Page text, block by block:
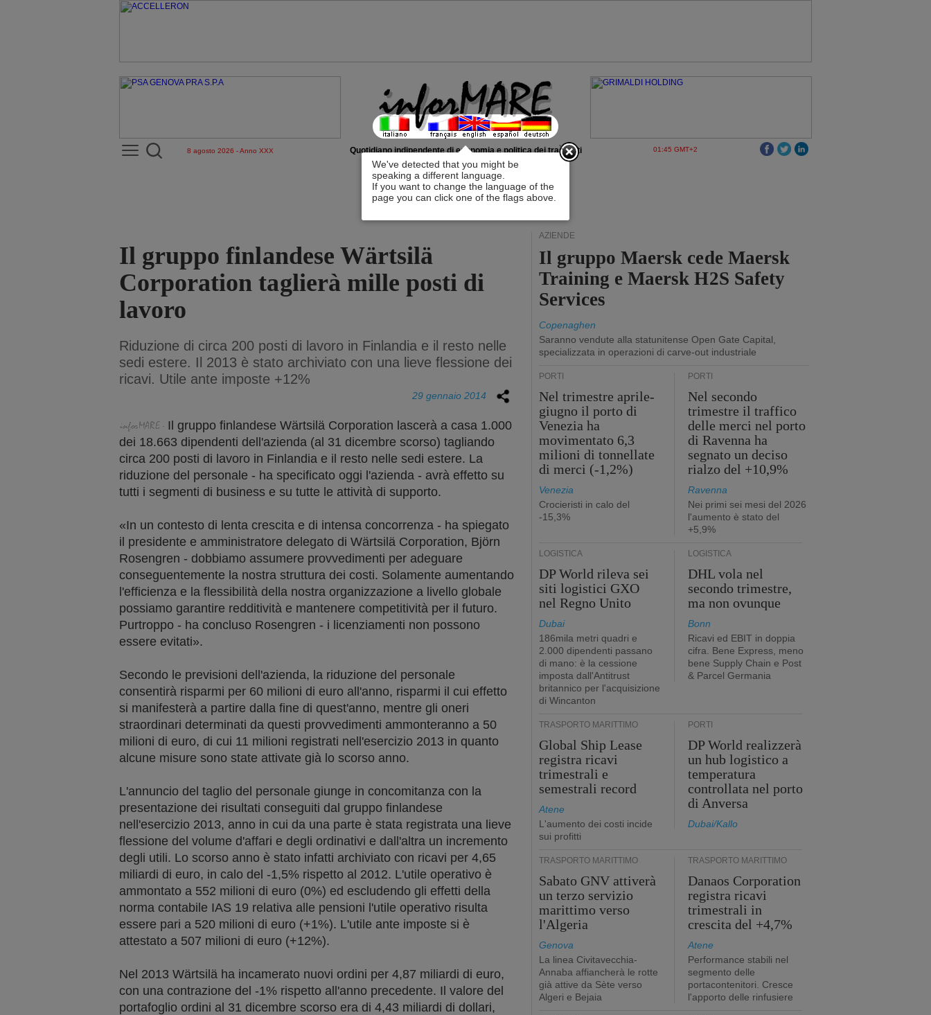
We've detected that you might be
speaking a different language.
If you want to change the language of the
page you can click one of the flags above.
x
8 agosto 2026 - Anno XXX Quotidiano indipendente di economia e politica dei trasporti 01:45 GMT+2
Il gruppo finlandese Wärtsilä
Corporation taglierà mille posti di
lavoro
Riduzione di circa 200 posti di lavoro in Finlandia e il resto nelle
sedi estere. Il 2013 è stato archiviato con una lieve flessione dei
ricavi. Utile ante imposte +12%
29 gennaio 2014
Il gruppo finlandese Wärtsilä Corporation lascerà a casa 1.000
dei 18.663 dipendenti dell'azienda (al 31 dicembre scorso) tagliando
circa 200 posti di lavoro in Finlandia e il resto nelle sedi estere. La
riduzione del personale - ha specificato oggi l'azienda - avrà effetto su
tutti i segmenti di business e su tutte le attività di supporto.
«In un contesto di lenta crescita e di intensa concorrenza - ha spiegato
il presidente e amministratore delegato di Wärtsilä Corporation, Björn
Rosengren - dobbiamo assumere provvedimenti per adeguare
conseguentemente la nostra struttura dei costi. Solamente aumentando
l'efficienza e la flessibilità della nostra organizzazione a livello globale
possiamo garantire redditività e mantenere competitività per il futuro.
Purtroppo - ha concluso Rosengren - i licenziamenti non possono
essere evitati».
Secondo le previsioni dell'azienda, la riduzione del personale
consentirà risparmi per 60 milioni di euro all'anno, risparmi il cui effetto
si manifesterà a partire dalla fine di quest'anno, mentre gli oneri
straordinari determinati da questi provvedimenti ammonteranno a 50
milioni di euro, di cui 11 milioni registrati nell'esercizio 2013 in quanto
alcune misure sono state attivate già lo scorso anno.
L'annuncio del taglio del personale giunge in concomitanza con la
presentazione dei risultati conseguiti dal gruppo finlandese
nell'esercizio 2013, anno in cui da una parte è stata registrata una lieve
flessione del volume d'affari e degli ordinativi e dall'altra un incremento
degli utili. Lo scorso anno è stato infatti archiviato con ricavi per 4,65
miliardi di euro, in calo del -1,5% rispetto al 2012. L'utile operativo è
ammontato a 552 milioni di euro (0%) ed escludendo gli effetti della
norma contabile IAS 19 relativa alle pensioni l'utile operativo risulta
essere pari a 520 milioni di euro (+1%). L'utile ante imposte si è
attestato a 507 milioni di euro (+12%).
Nel 2013 Wärtsilä ha incamerato nuovi ordini per 4,87 miliardi di euro,
con una contrazione del -1% rispetto all'anno precedente. Il valore del
portafoglio ordini al 31 dicembre scorso era di 4,43 miliardi di dollari,
AZIENDE
Il gruppo Maersk cede Maersk
Training e Maersk H2S Safety
Services
Copenaghen
Saranno vendute alla statunitense Open Gate Capital,
specializzata in operazioni di carve-out industriale
PORTI
Nel trimestre aprile-
giugno il porto di
Venezia ha
movimentato 6,3
milioni di tonnellate
di merci (-1,2%)
Venezia
Crocieristi in calo del
-15,3%
PORTI
Nel secondo
trimestre il traffico
delle merci nel porto
di Ravenna ha
segnato un deciso
rialzo del +10,9%
Ravenna
Nei primi sei mesi del 2026
l'aumento è stato del
+5,9%
LOGISTICA
DP World rileva sei
siti logistici GXO
nel Regno Unito
Dubai
186mila metri quadri e
2.000 dipendenti passano
di mano: è la cessione
imposta dall'Antitrust
britannico per l'acquisizione
di Wincanton
LOGISTICA
DHL vola nel
secondo trimestre,
ma non ovunque
Bonn
Ricavi ed EBIT in doppia
cifra. Bene Express, meno
bene Supply Chain e Post
& Parcel Germania
TRASPORTO MARITTIMO
Global Ship Lease
registra ricavi
trimestrali e
semestrali record
Atene
L'aumento dei costi incide
sui profitti
PORTI
DP World realizzerà
un hub logistico a
temperatura
controllata nel porto
di Anversa
Dubai/Kallo
TRASPORTO MARITTIMO
Sabato GNV attiverà
un terzo servizio
marittimo verso
l'Algeria
Genova
La linea Civitavecchia-
Annaba affiancherà le rotte
già attive da Sète verso
Algeri e Bejaia
TRASPORTO MARITTIMO
Danaos Corporation
registra ricavi
trimestrali in
crescita del +4,7%
Atene
Performance stabili nel
segmento delle
portacontenitori. Cresce
l'apporto delle rinfusiere